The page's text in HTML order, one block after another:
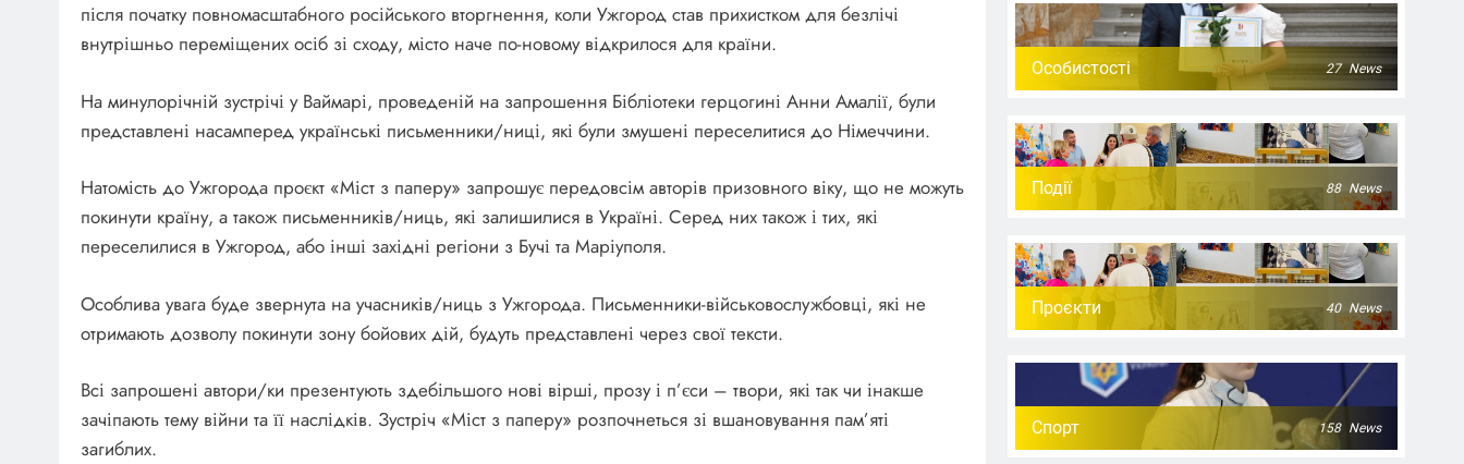
після початку повномасштабного російського вторгнення, коли Ужгород став прихистком для безлічі
внутрішньо переміщених осіб зі сходу, місто наче по-новому відкрилося для країни.
На минулорічній зустрічі у Ваймарі, проведеній на запрошення Бібліотеки герцогині Анни Амалії, були
представлені насамперед українські письменники/ниці, які були змушені переселитися до Німеччини.
Натомість до Ужгорода проєкт «Міст з паперу» запрошує передовсім авторів призовного віку, що не можуть
покинути країну, а також письменників/ниць, які залишилися в Україні. Серед них також і тих, які
переселилися в Ужгород, або інші західні регіони з Бучі та Маріуполя.
Особлива увага буде звернута на учасників/ниць з Ужгорода. Письменники-військовослужбовці, які не
отримають дозволу покинути зону бойових дій, будуть представлені через свої тексти.
Всі запрошені автори/ки презентують здебільшого нові вірші, прозу і п’єси – твори, які так чи інакше
зачіпають тему війни та її наслідків. Зустріч «Міст з паперу» розпочнеться зі вшановування пам’яті
загиблих.
Особистості 27 News
Події 88 News
Проєкти 40 News
Спорт 158 News